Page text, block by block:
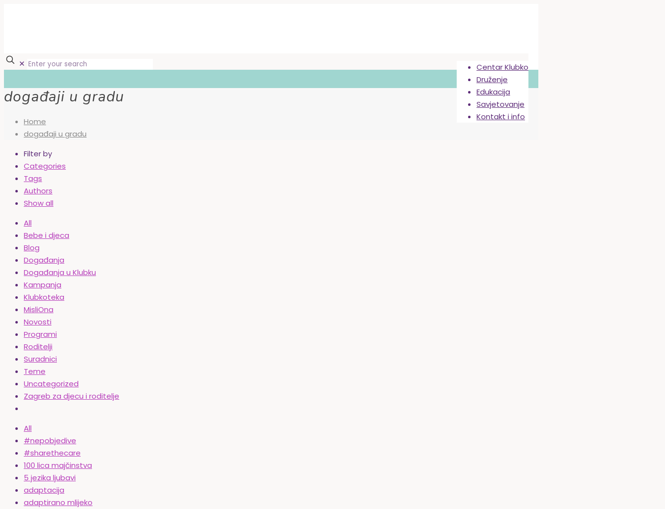
Centar Klubko
Druženje
Edukacija
Savjetovanje
Kontakt i info
✕
događaji u gradu
Home
događaji u gradu
Filter by
Categories
Tags
Authors
Show all
All
Bebe i djeca
Blog
Događanja
Događanja u Klubku
Kampanja
Klubkoteka
MisliOna
Novosti
Programi
Roditelji
Suradnici
Teme
Uncategorized
Zagreb za djecu i roditelje
All
#nepobjedive
#sharethecare
100 lica majčinstva
5 jezika ljubavi
adaptacija
adaptirano mlijeko